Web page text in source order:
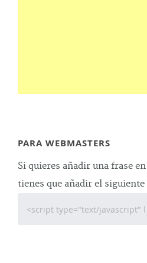
PARA WEBMASTERS
Si quieres añadir una frase
tienes que añadir el siguiente